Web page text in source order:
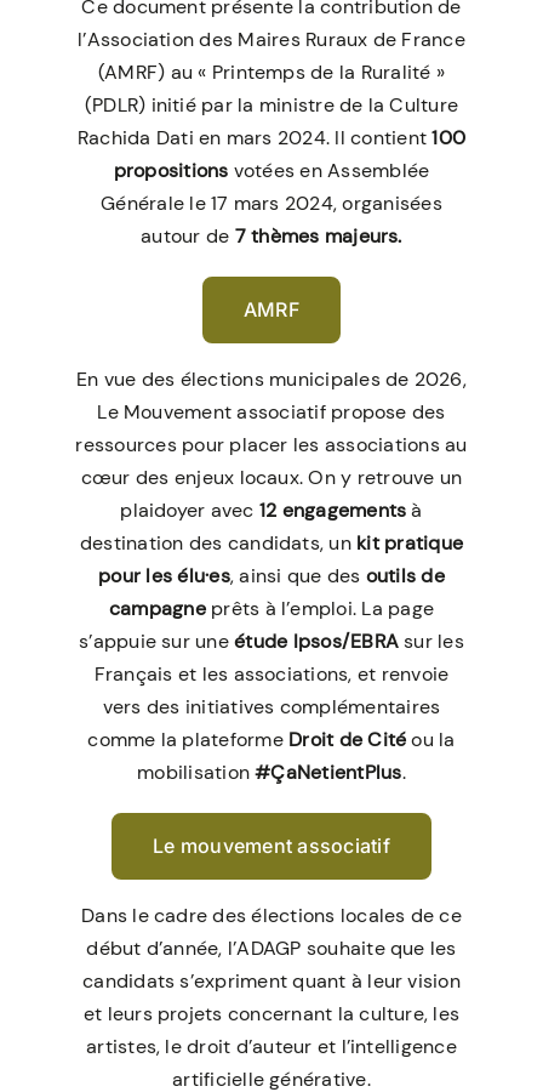
Ce document présente la contribution de
l’Association des Maires Ruraux de France
(AMRF) au « Printemps de la Ruralité »
(PDLR) initié par la ministre de la Culture
Rachida Dati en mars 2024. Il contient100
propositions votées en Assemblée
Générale le 17 mars 2024, organisées
autour de 7 thèmes majeurs.
AMRF
En vue des élections municipales de 2026,
Le Mouvement associatif propose des
ressources pour placer les associations au
cœur des enjeux locaux. On y retrouve un
plaidoyer avec 12 engagementsà
destination des candidats, un kit pratique
pour les élu·es, ainsi que des outils de
campagneprêts à l’emploi. La page
s’appuie sur uneétude Ipsos/EBRAsur les
Français et les associations, et renvoie
vers des initiatives complémentaires
comme la plateforme Droit de Citéou la
mobilisation#ÇaNetientPlus.
Le mouvement associatif
Dans le cadre des élections locales de ce
début d’année, l’ADAGP souhaite que les
candidats s’expriment quant à leur vision
et leurs projets concernant la culture, les
artistes, le droit d’auteur et l’intelligence
artificielle générative.